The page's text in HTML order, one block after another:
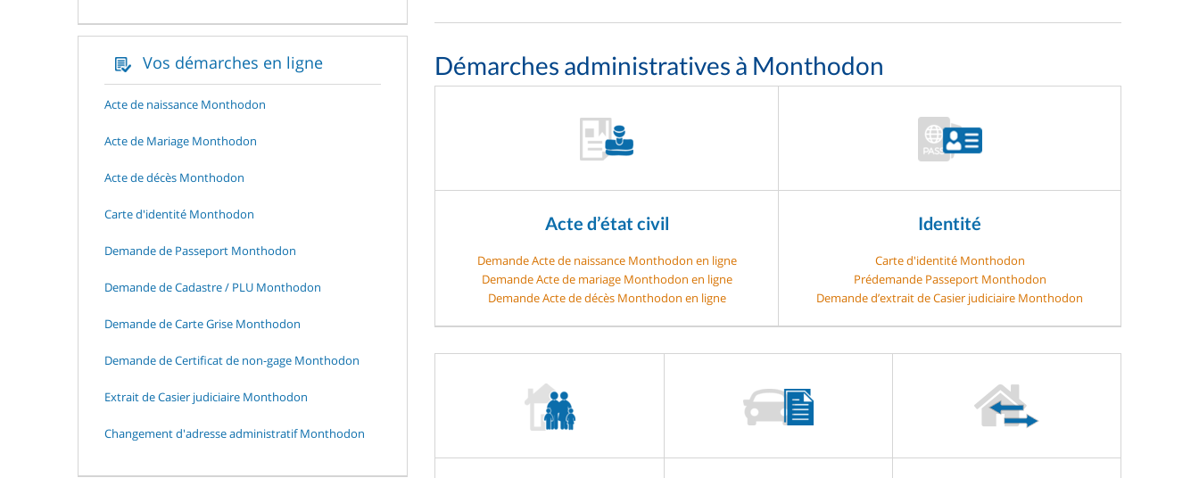
Vos démarches en ligne
Acte de naissance Monthodon
Acte de Mariage Monthodon
Acte de décès Monthodon
Carte d'identité Monthodon
Demande de Passeport Monthodon
Demande de Cadastre / PLU Monthodon
Demande de Carte Grise Monthodon
Demande de Certificat de non-gage Monthodon
Extrait de Casier judiciaire Monthodon
Changement d'adresse administratif Monthodon
Démarches administratives à Monthodon
Acte d’état civil
Demande Acte de naissance Monthodon en ligne
Demande Acte de mariage Monthodon en ligne
Demande Acte de décès Monthodon en ligne
Identité
Carte d'identité Monthodon
Prédemande Passeport Monthodon
Demande d’extrait de Casier judiciaire Monthodon